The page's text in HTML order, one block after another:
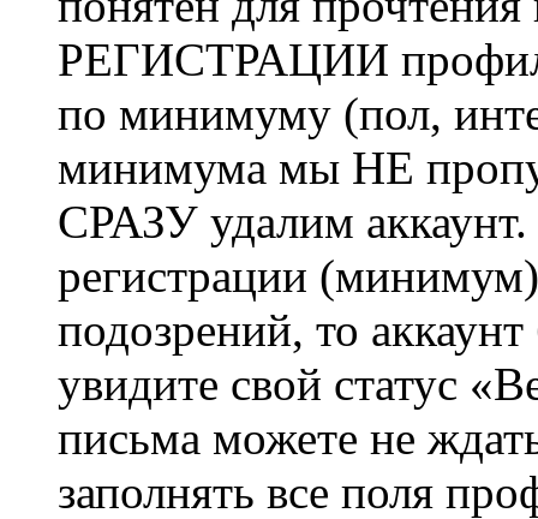
РЕГИСТРАЦИИ профиль
по минимуму (пол,
минимума мы НЕ
СРАЗУ удалим
регистрации
подозрений, то
увидите свой статус
письма можете не
заполнять все поля